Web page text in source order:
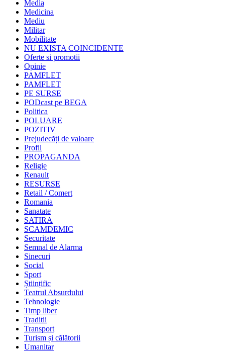
Media
Medicina
Mediu
Militar
Mobilitate
NU EXISTA COINCIDENTE
Oferte si promotii
Opinie
PAMFLET
PAMFLET
PE SURSE
PODcast pe BEGA
Politica
POLUARE
POZITIV
Prejudecăți de valoare
Profil
PROPAGANDA
Religie
Renault
RESURSE
Retail / Comert
Romania
Sanatate
SATIRA
SCAMDEMIC
Securitate
Semnal de Alarma
Sinecuri
Social
Sport
Științific
Teatrul Absurdului
Tehnologie
Timp liber
Traditii
Transport
Turism și călătorii
Umanitar